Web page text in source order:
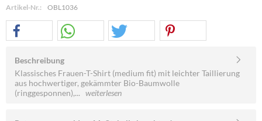
Artikel-Nr.:
OBL1036
Beschreibung
Klassisches Frauen-T-Shirt (medium fit) mit leichter Taillierung
aus hochwertiger, gekämmter Bio-Baumwolle
(ringgesponnen),... weiterlesen